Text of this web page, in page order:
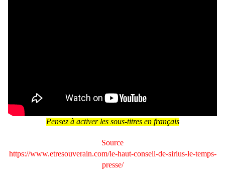
Pensez à activer les sous-titres en français
Source
https://www.etresouverain.com/le-haut-conseil-de-sirius-le-temps-
presse/